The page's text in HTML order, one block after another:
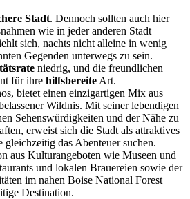
Stadt. Dennoch sollten auch hier
wie in jeder anderen Stadt
sich, nachts nicht alleine in wenig
Gegenden unterwegs zu sein.
niedrig, und die freundlichen
für ihre hilfsbereite Art.
bietet einen einzigartigen Mix aus
Wildnis. Mit seiner lebendigen
Sehenswürdigkeiten und der Nähe zu
erweist sich die Stadt als attraktives
gleichzeitig das Abenteuer suchen.
aus Kulturangeboten wie Museen und
und lokalen Brauereien sowie der
im nahen Boise National Forest
Destination.